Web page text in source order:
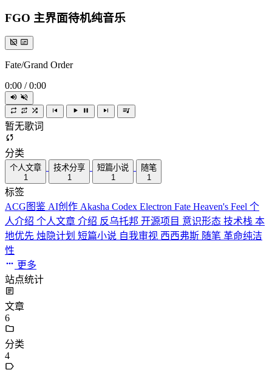
FGO 主界面待机纯音乐
Fate/Grand Order
0:00 / 0:00
暂无歌词
分类
个人文章
1
技术分享
1
短篇小说
1
随笔
1
标签
ACG图鉴 AI创作 Akasha Codex Electron Fate Heaven's Feel 个
人介绍 个人文章 介绍 反乌托邦 开源项目 意识形态 技术栈 本
地优先 烛隐计划 短篇小说 自我审视 西西弗斯 随笔 革命纯洁
性
更多
站点统计
文章
6
分类
4